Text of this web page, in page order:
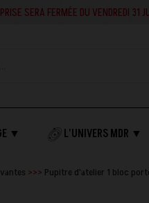
SERA FERMÉE DU VENDREDI 31
▼ L'UNIVERS MDR ▼
Pupitre d'atelier 1 bloc